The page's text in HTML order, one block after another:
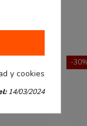
-
y cookies
14/03/2024